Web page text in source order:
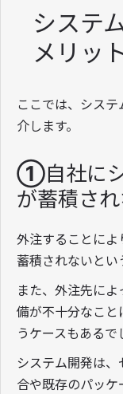
システ
メリッ
ここでは、シス
介します。
①自社にシ
が蓄積さ
外注することによ
蓄積されないとい
また、外注先に
備が不十分なこと
うケースもあるで
システム開発は
合や既存のパッケ